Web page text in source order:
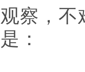
察，
：